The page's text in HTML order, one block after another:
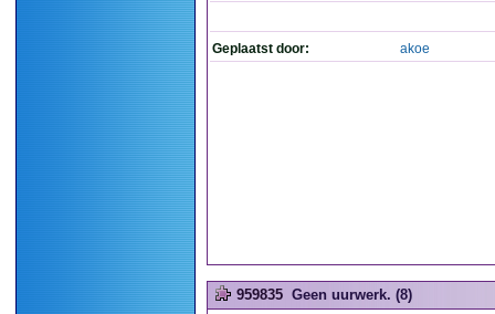
Geplaatst door: akoe
959835 Geen uurwerk. (8)